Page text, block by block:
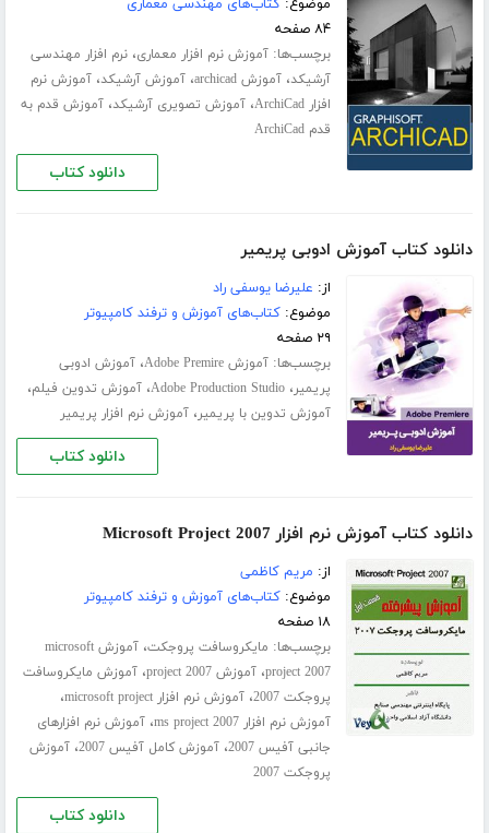
موضوع:کتاب‌های مهندسی معماری
۸۴ صفحه
برچسب‌ها:آموزش نرم افزار معماری،نرم افزار مهندسی
آرشیکد،آموزش archicad ،آموزش آرشیکد،آموزش نرم
افزار ArchiCad
،آموزش تصویری آرشیکد،آموزش قدم به
قدم ArchiCad
دانلود کتاب
دانلود کتاب آموزش ادوبی پریمیر
از: علیرضا یوسفی راد
موضوع:کتاب‌های آموزش و ترفند کامپیوتر
۲۹ صفحه
برچسب‌ها:آموزش Adobe Premire ،آموزش ادوبی
پریمیر،Adobe Production Studio،آموزش تدوین فیلم،
آموزش تدوین با پریمیر،آموزش نرم افزار پریمیر
دانلود کتاب
دانلود کتاب آموزش نرم افزار Microsoft Project 2007
از: مریم کاظمی
موضوع:کتاب‌های آموزش و ترفند کامپیوتر
۱۸ صفحه
برچسب‌ها: مایکروسافت پروجکت،
آموزش microsoft
project 2007،آموزش project 2007 ،آموزش مایکروسافت
پروجکت 2007
،آموزش نرم افزار microsoft project ،
آموزش نرم افزار ms project 2007 ،آموزش نرم افزارهای
جانبی آفیس 2007
،آموزش کامل آفیس 2007 ،آموزش
پروجکت 2007
دانلود کتاب